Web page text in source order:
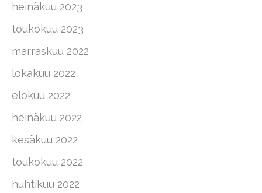
heinäkuu 2023
toukokuu 2023
marraskuu 2022
lokakuu 2022
elokuu 2022
heinäkuu 2022
kesäkuu 2022
toukokuu 2022
huhtikuu 2022